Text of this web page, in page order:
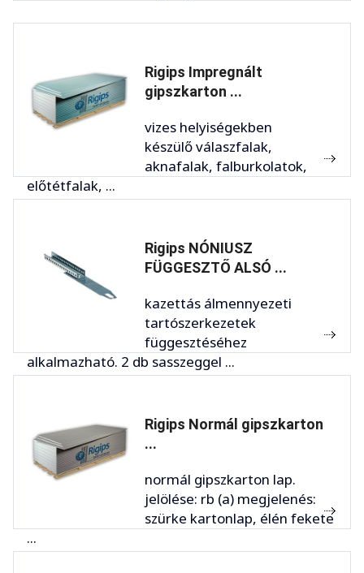
Rigips Impregnált
gipszkarton ...
vizes helyiségekben
készülő válaszfalak,
aknafalak, falburkolatok,
előtétfalak, ...
Rigips NÓNIUSZ
FÜGGESZTŐ ALSÓ ...
kazettás álmennyezeti
tartószerkezetek
függesztéséhez
alkalmazható. 2 db sasszeggel ...
Rigips Normál gipszkarton
...
normál gipszkarton lap.
jelölése: rb (a) megjelenés:
szürke kartonlap, élén fekete
...